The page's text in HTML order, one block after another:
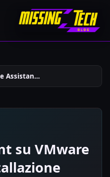
Home Assistant Su Vmware Guida Allinstallazione 446
su VMware